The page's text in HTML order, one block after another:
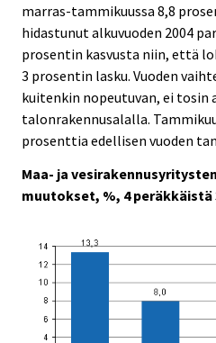
marras-tammikuussa 8,8
hidastunut alkuvuoden 2004
prosentin kasvusta niin, että
3 prosentin lasku. Vuoden
kuitenkin nopeutuvan, ei tosin
talonrakennusalalla.
prosenttia edellisen vuoden
Maa- ja
muutokset, %, 4 peräkkäistä